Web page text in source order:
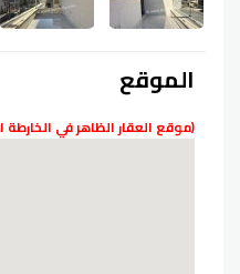
الموقع
(موقع العقار الظاهر في